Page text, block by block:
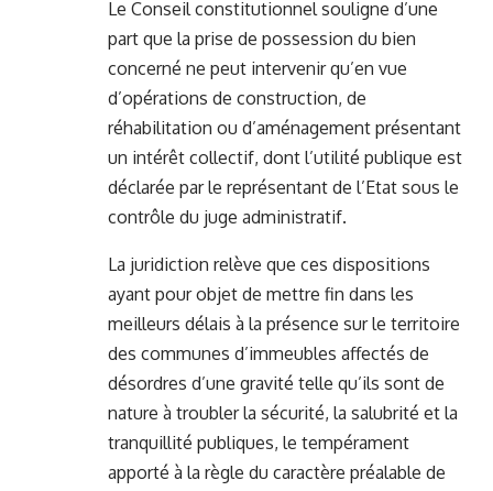
Le Conseil constitutionnel souligne d’une
part que la prise de possession du bien
concerné ne peut intervenir qu’en vue
d’opérations de construction, de
réhabilitation ou d’aménagement présentant
un intérêt collectif, dont l’utilité publique est
déclarée par le représentant de l’Etat sous le
contrôle du juge administratif.
La juridiction relève que ces dispositions
ayant pour objet de mettre fin dans les
meilleurs délais à la présence sur le territoire
des communes d’immeubles affectés de
désordres d’une gravité telle qu’ils sont de
nature à troubler la sécurité, la salubrité et la
tranquillité publiques, le tempérament
apporté à la règle du caractère préalable de